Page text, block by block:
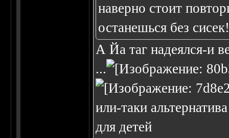
наверно стоит
останешься без
А Йа таг надеялся-и
...
или-таки
для детей